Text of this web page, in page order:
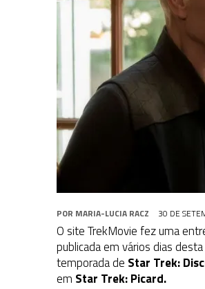
POR MARIA-LUCIA RACZ 30 DE
O site TrekMovie fez uma
publicada em vários dias
temporada de Star Trek:
em Star Trek: Picard.